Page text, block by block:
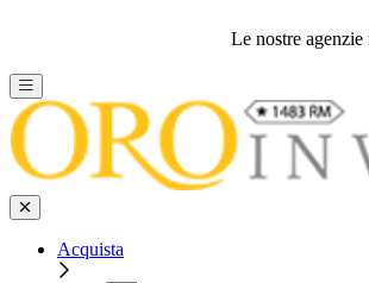
Le nostre agenzie
Acquista